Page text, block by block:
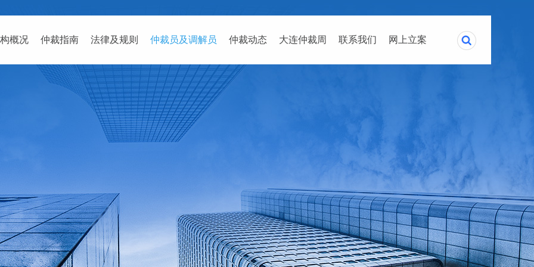
概况 仲裁指南 法律及规则 仲裁员及调解员 仲裁动态 大连仲裁周 联系我们 网上立案